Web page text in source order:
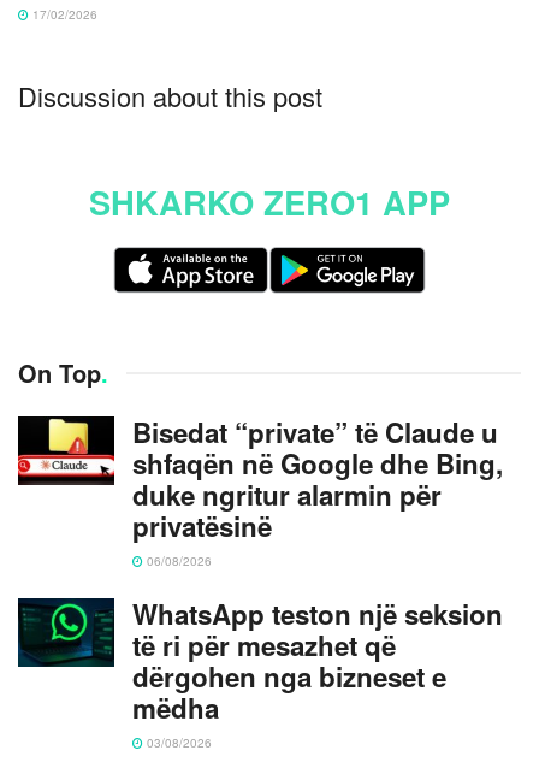
17/02/2026
Discussion about this post
SHKARKO ZERO1 APP
On Top.
Bisedat “private” të Claude u
shfaqën në Google dhe Bing,
duke ngritur alarmin për
privatësinë
06/08/2026
WhatsApp teston një seksion
të ri për mesazhet që
dërgohen nga bizneset e
mëdha
03/08/2026